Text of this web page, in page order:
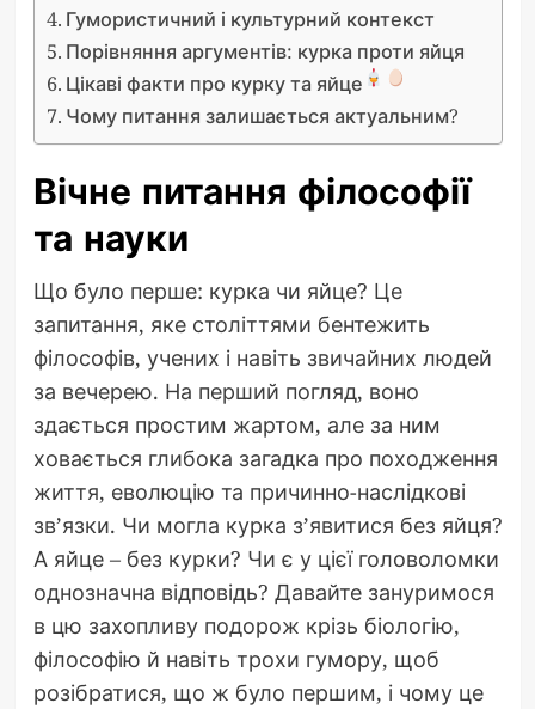
Гумористичний і культурний контекст
Порівняння аргументів: курка проти яйця
Цікаві факти про курку та яйце
Чому питання залишається актуальним?
Вічне питання філософії
та науки
Що було перше: курка чи яйце? Це
запитання, яке століттями бентежить
філософів, учених і навіть звичайних людей
за вечерею. На перший погляд, воно
здається простим жартом, але за ним
ховається глибока загадка про походження
життя, еволюцію та причинно-наслідкові
зв’язки. Чи могла курка з’явитися без яйця?
А яйце – без курки? Чи є у цієї головоломки
однозначна відповідь? Давайте зануримося
в цю захопливу подорож крізь біологію,
філософію й навіть трохи гумору, щоб
розібратися, що ж було першим, і чому це